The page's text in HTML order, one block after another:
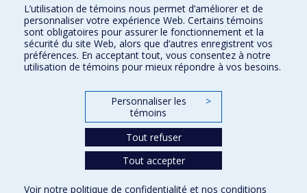
Nous trouver
Plan du site
Accessibilité
L’utilisation de témoins nous permet d’améliorer et de
personnaliser votre expérience Web. Certains témoins
sont obligatoires pour assurer le fonctionnement et la
sécurité du site Web, alors que d’autres enregistrent vos
préférences. En acceptant tout, vous consentez à notre
utilisation de témoins pour mieux répondre à vos besoins.
Personnaliser les
témoins
>
Tout refuser
Tout accepter
Voir notre politique de confidentialité et nos conditions